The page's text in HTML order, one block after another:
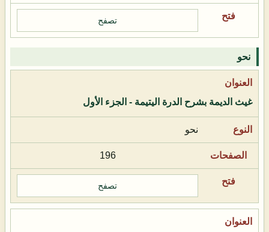
تصفح
نحو
غيث الديمة بشرح الدرة اليتيمة - الجزء الأول
نحو
196
تصفح